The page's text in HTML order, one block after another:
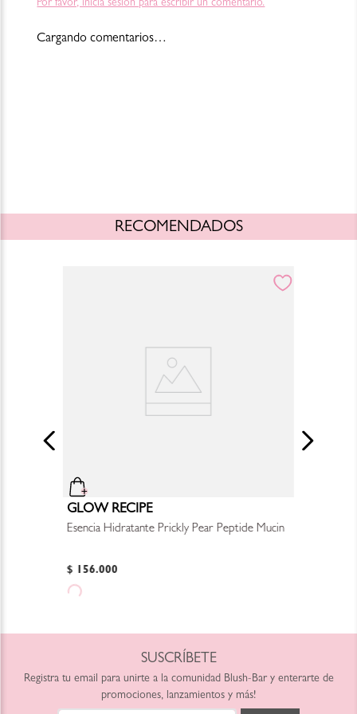
Por favor, inicia sesión para escribir un comentario.
Cargando comentarios…
RECOMENDADOS
GLOW RECIPE
Esencia Hidratante Prickly Pear Peptide Mucin
$ 156.000
SUSCRÍBETE
Registra tu email para unirte a la comunidad Blush-Bar y enterarte de
promociones, lanzamientos y más!